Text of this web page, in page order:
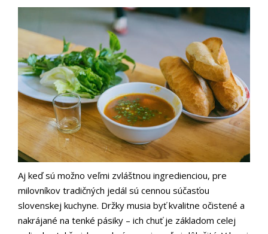
Aj keď sú možno veľmi zvláštnou ingredienciou, pre
milovníkov tradičných jedál sú cennou súčasťou
slovenskej kuchyne. Držky musia byť kvalitne očistené a
nakrájané na tenké pásiky – ich chuť je základom celej